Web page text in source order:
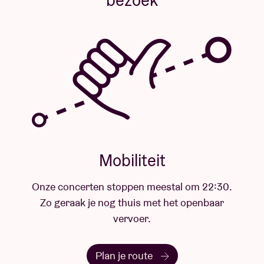
Justin Hawkins
s is helemaal klaar om opnieuw op tour
te vertrekken én in absolute topvorm! Ze hebben live
een ongeëvenaarde reputatie, dus hun show op 30
september in Ancienne Belgique missen, is totaal
Tickets zijn beschikbaar vanaf vrijdag 31 januari om
(inclusief servicekosten).
Belgique en Live Nation